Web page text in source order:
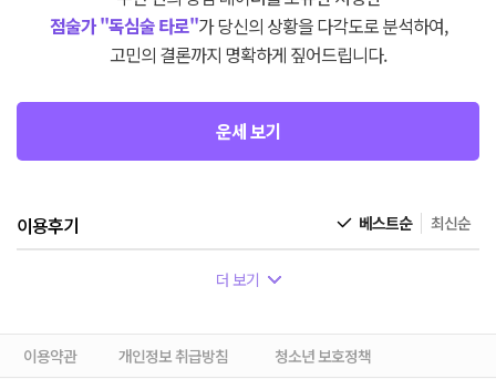
점술가 "독심술 타로"가 당신의 상황을 다각도로 분석하여,
고민의 결론까지 명확하게 짚어드립니다.
운세 보기
이용후기 베스트순 최신순
더 보기
이용약관 개인정보 취급방침 청소년 보호정책